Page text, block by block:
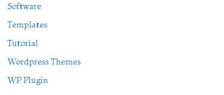
Software
Templates
Tutorial
Wordpress Themes
WP Plugin